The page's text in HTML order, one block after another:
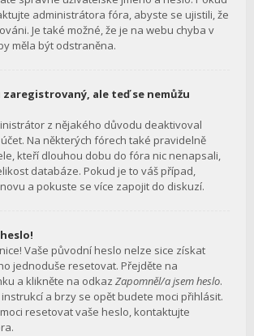
administrátora fóra, abyste se ujistili, že
Je také možné, že je na webu chyba v
měla být odstraněna.
zaregistrovaný, ale teď se nemůžu
z nějakého důvodu deaktivoval
Na některých fórech také pravidelně
kteří dlouhou dobu do fóra nic nenapsali,
databáze. Pokud je to váš případ,
a pokuste se více zapojit do diskuzí.
Vaše původní heslo nelze sice získat
jednoduše resetovat. Přejděte na
a klikněte na odkaz Zapomněl/a jsem heslo.
a brzy se opět budete moci přihlásit.
resetovat vaše heslo, kontaktujte